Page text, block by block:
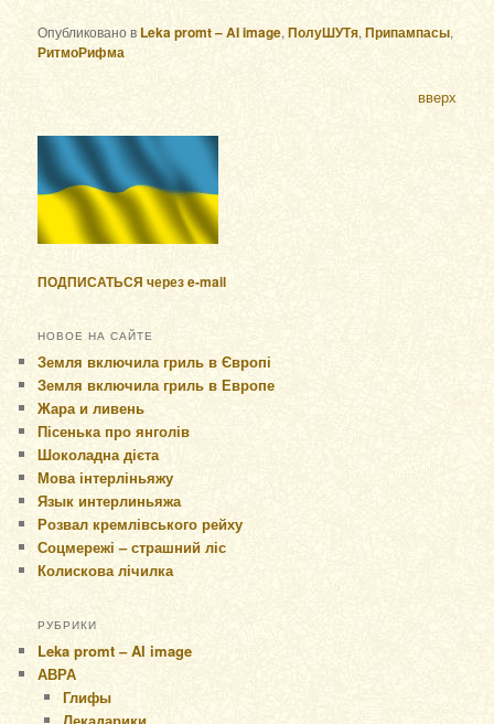
Опубликовано в Leka promt – AI image,ПолуШУТя,Припампасы,
РитмоРифма
вверх
ПОДПИСАТЬСЯ через e-mail
НОВОЕ НА САЙТЕ
Земля включила гриль в Європі
Земля включила гриль в Европе
Жара и ливень
Пісенька про янголів
Шоколадна дієта
Мова інтерліньяжу
Язык интерлиньяжа
Розвал кремлівського рейху
Соцмережі – страшний ліс
Колискова лічилка
РУБРИКИ
Leka promt – AI image
АВРА
Глифы